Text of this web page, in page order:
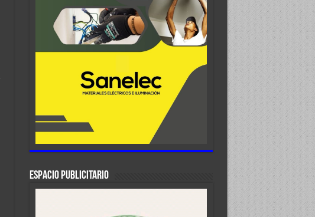
ESPACIO PUBLICITARIO